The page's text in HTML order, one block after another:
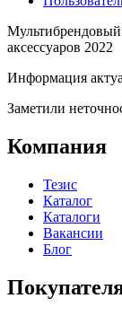
аксессуаров 2022
Информация
Заметили
Компания
Тезис
Каталог
Каталоги
Вакансии
Блог